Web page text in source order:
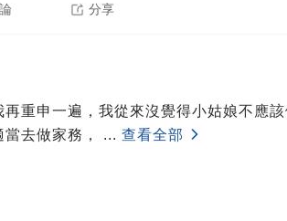
分享
重申一遍，我從來沒覺得小姑娘不應該
去做家務， ... 查看全部